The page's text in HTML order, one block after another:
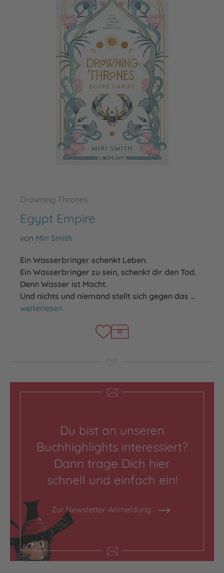
Drowning Thrones
Egypt Empire
von Miri Smith
Ein Wasserbringer schenkt Leben.
Ein Wasserbringer zu sein, schenkt dir den Tod.
Denn Wasser ist Macht.
Und nichts und niemand stellt sich gegen das …
Egypt Empire
weiterlesen
Du bist an unseren
Buchhighlights interessiert?
Dann trage Dich hier
schnell und einfach ein!
Zur Newsletter-Anmeldung